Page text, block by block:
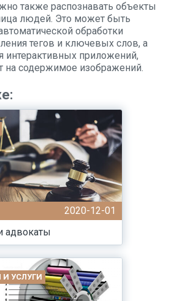
также распознавать объекты
людей. Это может быть
обработки
тегов и ключевых слов, а
интерактивных приложений,
на содержимое изображений.
2020-12-01
адвокаты
УСЛУГИ